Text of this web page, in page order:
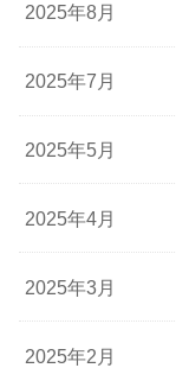
2025年8月
2025年7月
2025年5月
2025年4月
2025年3月
2025年2月